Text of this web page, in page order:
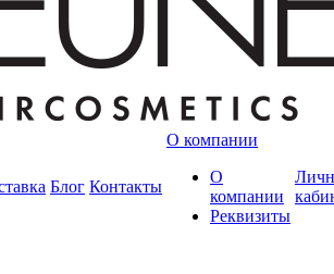
Блог Контакты
О компании
О
компании
Реквизиты